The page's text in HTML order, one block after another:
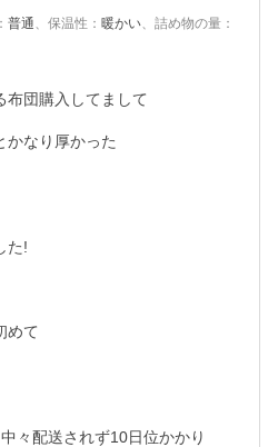
： 普通、 保温性 ： 暖かい、 詰め物の量 ：
布団購入してまして
かなり厚かった
た!
めて
々配送されず10日位かかり